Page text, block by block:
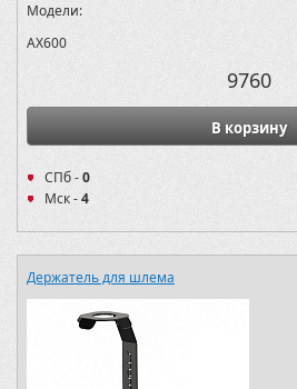
Модели:
AX600
9760
В корзину
СПб -0
Мск -4
Держатель для шлема